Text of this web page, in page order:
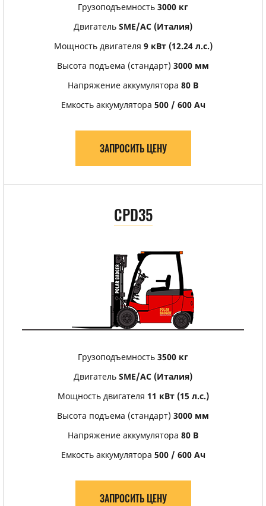
Грузоподъемность 3000 кг
Двигатель SME/АС (Италия)
Мощность двигателя 9 кВт (12.24 л.с.)
Высота подъема (стандарт) 3000 мм
Напряжение аккумулятора 80 В
Емкость аккумулятора 500 / 600 Ач
ЗАПРОСИТЬ ЦЕНУ
CPD35
Грузоподъемность 3500 кг
Двигатель SME/АС (Италия)
Мощность двигателя 11 кВт (15 л.с.)
Высота подъема (стандарт) 3000 мм
Напряжение аккумулятора 80 В
Емкость аккумулятора 500 / 600 Ач
ЗАПРОСИТЬ ЦЕНУ